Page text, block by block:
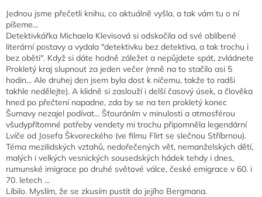
Jednou jsme přečetli knihu, co aktuálně vyšla, a tak vám tu o ní
píšeme...
Detektivkářka Michaela Klevisová si odskočila od své oblíbené
literární postavy a vydala "detektivku bez detektiva, a tak trochu i
bez oběti". Když si dáte hodně záležet a nepůjdete spát, zvládnete
Prokletý kraj slupnout za jeden večer (mně na to stačilo asi 5
hodin... Ale druhej den jsem byla dost k ničemu, takže to radši
takhle nedělejte). A klidně si zaslouží i delší časový úsek, a člověka
hned po přečtení napadne, zda by se na ten prokletý konec
Šumavy nezajel podívat... Šťouráním v minulosti a atmosférou
všudypřítomné potřeby vendety mi trochu připomněla legendární
Lvíče od Josefa Škvoreckého (ve filmu Flirt se slečnou Stříbrnou).
Téma mezilidských vztahů, nedořečených vět, nemanželských dětí,
malých i velkých vesnických sousedských hádek tehdy i dnes,
rumunské imigrace po druhé světové válce, české emigrace v 60. i
70. letech ...
Líbilo. Myslím, že se zkusím pustit do jejího Bergmana.